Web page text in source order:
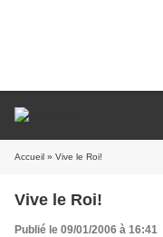
Accueil » Vive le Roi!
Vive le Roi!
Publié le 09/01/2006 à 16:41